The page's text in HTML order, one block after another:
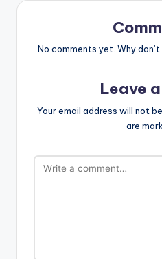
No comments yet. Why
Leave
Your email address will not
are